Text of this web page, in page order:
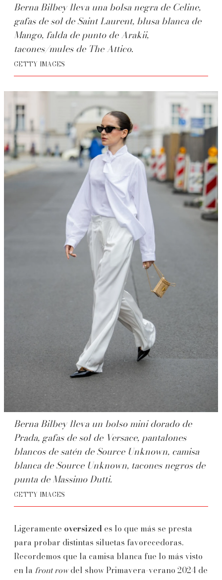
Berna Bilbey lleva una bolsa negra de Celine,
gafas de sol de Saint Laurent, blusa blanca de
Mango, falda de punto de Arakii,
tacones/mules de The Attico.
GETTY IMAGES
Berna Bilbey lleva un bolso mini dorado de
Prada, gafas de sol de Versace, pantalones
blancos de satén de Source Unknown, camisa
blanca de Source Unknown, tacones negros de
punta de Massimo Dutti.
GETTY IMAGES
Ligeramente oversized es lo que más se presta
para probar distintas siluetas favorecedoras.
Recordemos que la camisa blanca fue lo más visto
en la front rowdel show Primavera-verano 2024 de